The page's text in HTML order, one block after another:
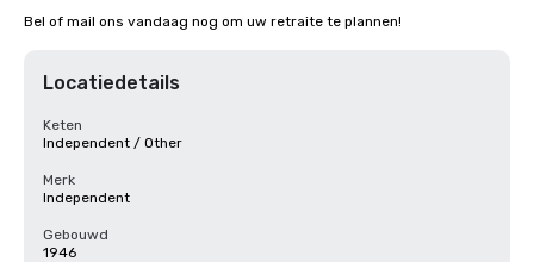
Bel of mail ons vandaag nog om uw retraite te plannen!
Locatiedetails
Keten
Independent / Other
Merk
Independent
Gebouwd
1946